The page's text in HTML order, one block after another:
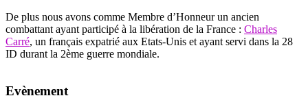
De plus nous avons comme Membre d’Honneur un ancien
combattant ayant participé à la libération de la France : Charles
Carré, un français expatrié aux Etats-Unis et ayant servi dans la 28
ID durant la 2ème guerre mondiale.
Evènement